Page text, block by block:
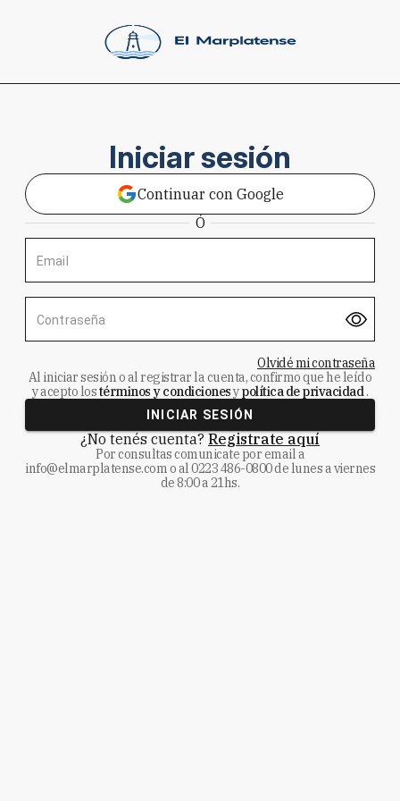
Iniciar sesión
Continuar con Google
Ó
Email
Contraseña
Olvidé mi contraseña
Al iniciar sesión o al registrar la cuenta, confirmo que he leído
y acepto lostérminos y condicionesypolítica de privacidad.
INICIAR SESIÓN
¿No tenés cuenta? Registrate aquí
Por consultas comunicate por email a
info@elmarplatense.como al0223 486-0800de lunes a viernes
de 8:00 a 21hs.